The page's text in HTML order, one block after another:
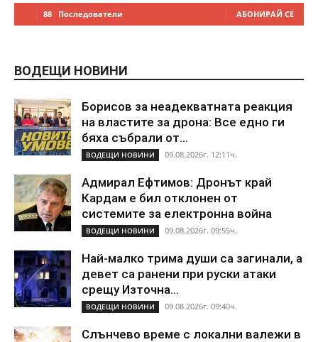
88 Последователи АБОНИРАЙ СЕ
ВОДЕЩИ НОВИНИ
Борисов за неадекватната реакция
на властите за дрона: Все едно ги
бяха събрали от...
ВОДЕЩИ НОВИНИ 09.08.2026г. 12:11ч.
Адмирал Ефтимов: Дронът край
Кардам е бил отклонен от
системите за електронна война
ВОДЕЩИ НОВИНИ 09.08.2026г. 09:55ч.
Най-малко трима души са загинали, а
девет са ранени при руски атаки
срещу Източна...
ВОДЕЩИ НОВИНИ 09.08.2026г. 09:40ч.
Слънчево време с локални валежи в